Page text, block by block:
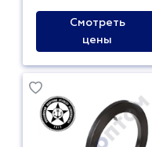
Смотреть
цены